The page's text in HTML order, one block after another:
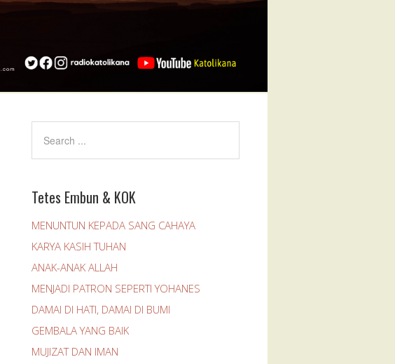
Tetes Embun & KOK
MENUNTUN KEPADA SANG CAHAYA
KARYA KASIH TUHAN
ANAK-ANAK ALLAH
MENJADI PATRON SEPERTI YOHANES
DAMAI DI HATI, DAMAI DI BUMI
GEMBALA YANG BAIK
MUJIZAT DAN IMAN